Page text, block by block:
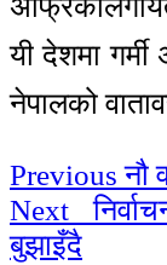
यी देशमा
नेपालको
Previous नौ
Next
बुझाइँदै